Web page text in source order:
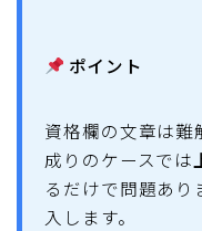
ポイント
資格欄の文章は難
成りのケースでは
るだけで問題あ
入します。